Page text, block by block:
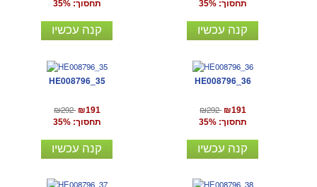
תחסוך: 35%
קנה עכשיו
תחסוך: 35%
קנה עכשיו
HE008796_35
₪292 ₪191
תחסוך: 35%
קנה עכשיו
HE008796_36
₪292 ₪191
תחסוך: 35%
קנה עכשיו